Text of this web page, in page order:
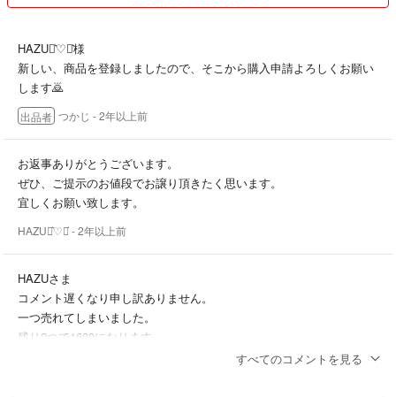
HAZU⋆͛♡⋆͛様
新しい、商品を登録しましたので、そこから購入申請よろしくお願い
します🙇
出品者 つかじ - 2年以上前
お返事ありがとうございます。
ぜひ、ご提示のお値段でお譲り頂きたく思います。
宜しくお願い致します。
HAZU⋆͛♡⋆͛- 2年以上前
HAZUさま
コメント遅くなり申し訳ありません。
一つ売れてしまいました。
残り2つで1600になります。
すべてのコメントを見る